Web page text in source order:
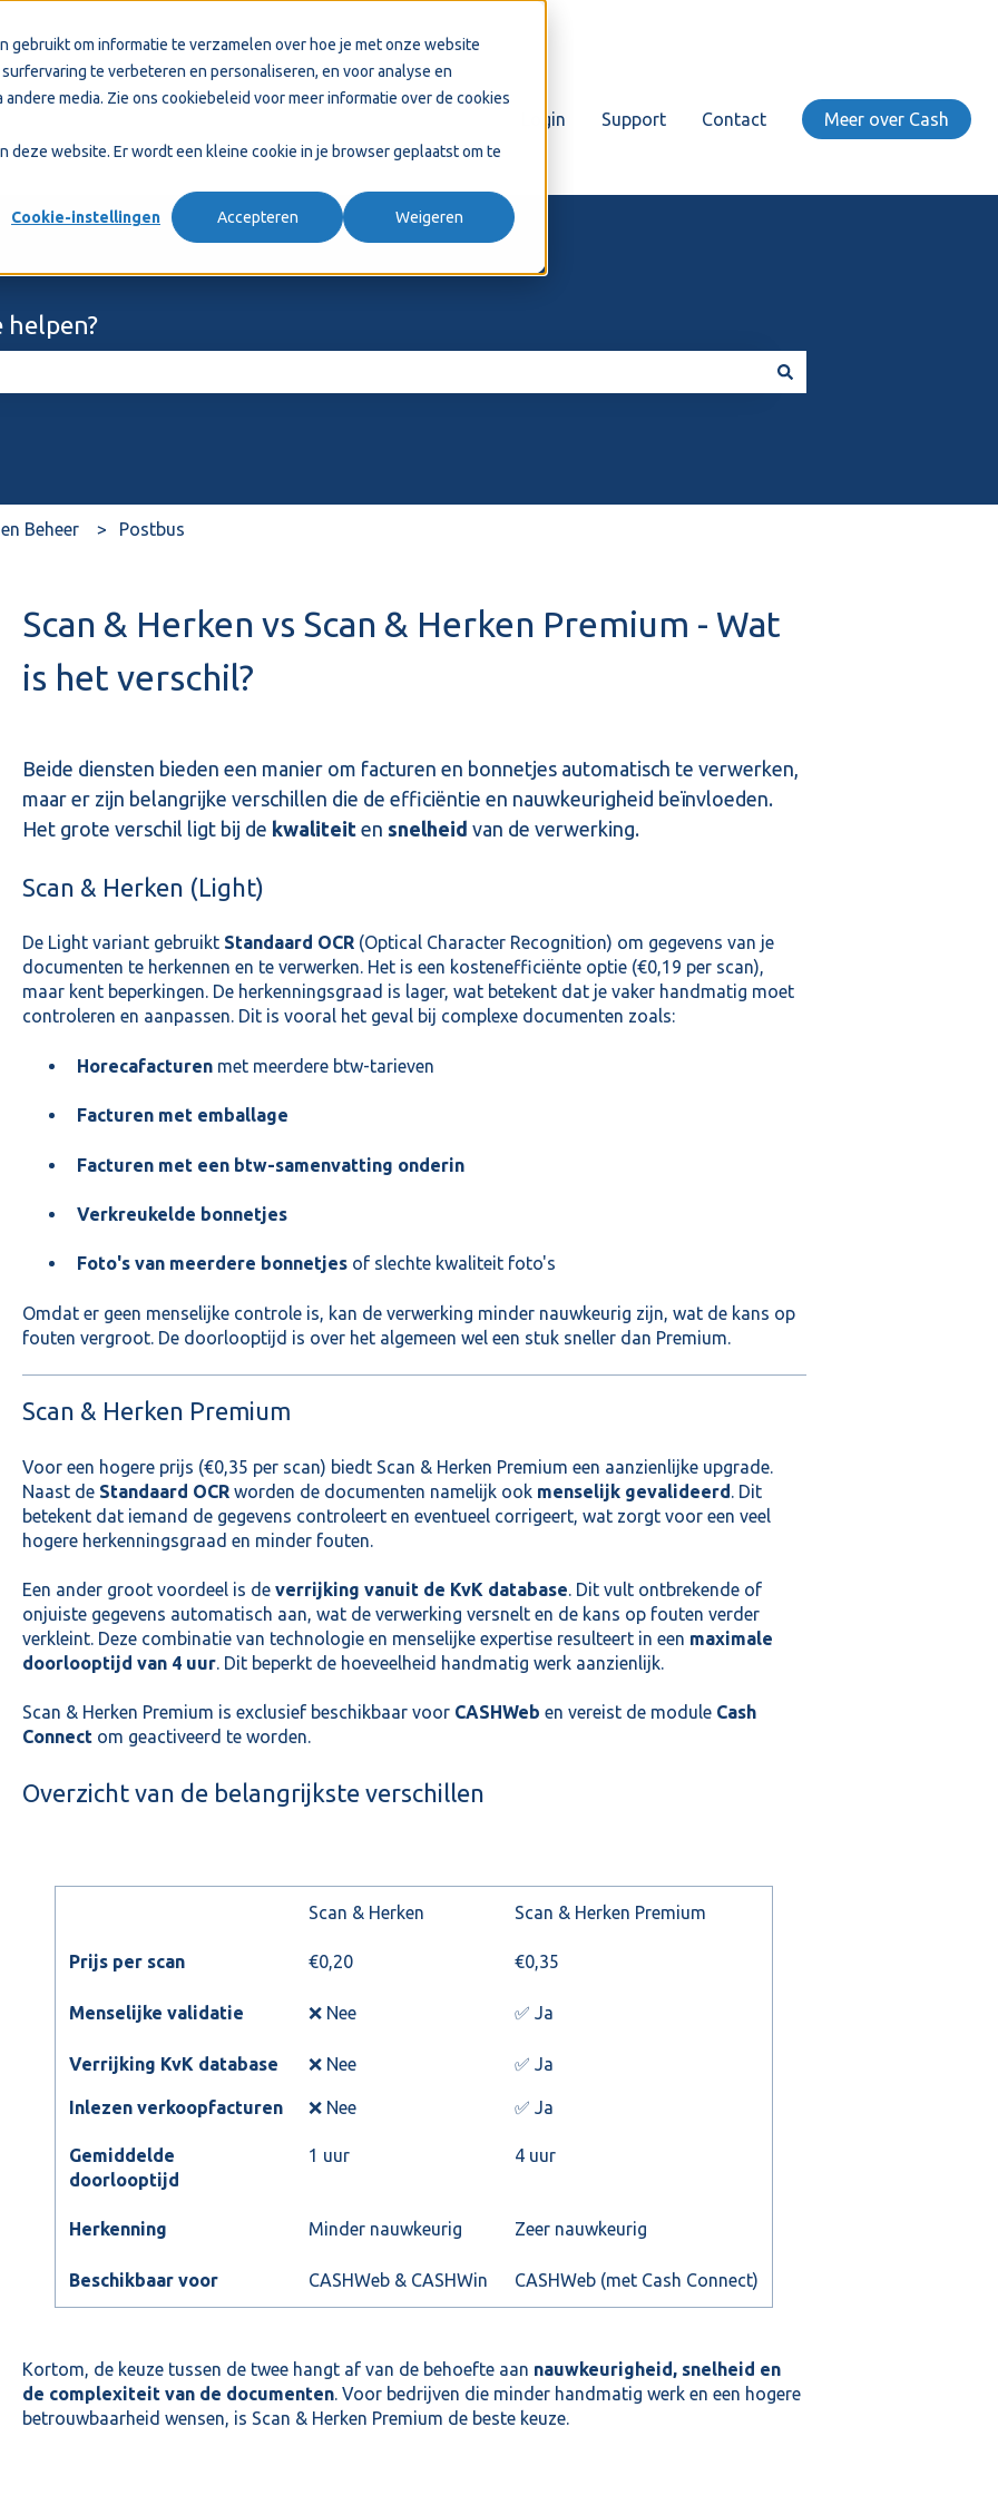
om informatie te verzamelen over hoe je met onze website
te verbeteren en personaliseren, en voor analyse en
media. Zie ons cookiebeleid voor meer informatie over de cookies
website. Er wordt een kleine cookie in je browser geplaatst om te
Cookie-instellingen Accepteren Weigeren
Login Support Contact Meer over Cash
helpen?
Beheer Postbus
Scan & Herken vs Scan & Herken Premium - Wat
is het verschil?
Beide diensten bieden een manier om facturen en bonnetjes automatisch te verwerken,
maar er zijn belangrijke verschillen die de efficiëntie en nauwkeurigheid beïnvloeden.
Het grote verschil ligt bij de kwaliteit en snelheid van de verwerking.
Scan & Herken (Light)
De Light variant gebruikt Standaard OCR(Optical Character Recognition) om gegevens van je
documenten te herkennen en te verwerken. Het is een kostenefficiënte optie (€0,19 per scan),
maar kent beperkingen. De herkenningsgraad is lager, wat betekent dat je vaker handmatig moet
controleren en aanpassen. Dit is vooral het geval bij complexe documenten zoals:
Horecafacturenmet meerdere btw-tarieven
Facturen met emballage
Facturen met een btw-samenvatting onderin
Verkreukelde bonnetjes
Foto's van meerdere bonnetjesof slechte kwaliteit foto's
Omdat er geen menselijke controle is, kan de verwerking minder nauwkeurig zijn, wat de kans op
fouten vergroot. De doorlooptijd is over het algemeen wel een stuk sneller dan Premium.
Scan & Herken Premium
Voor een hogere prijs (€0,35 per scan) biedt Scan & Herken Premium een aanzienlijke upgrade.
Naast de Standaard OCRworden de documenten namelijk ook menselijk gevalideerd . Dit
betekent dat iemand de gegevens controleert en eventueel corrigeert, wat zorgt voor een veel
hogere herkenningsgraad en minder fouten.
Een ander groot voordeel is de verrijking vanuit de KvK database. Dit vult ontbrekende of
onjuiste gegevens automatisch aan, wat de verwerking versnelt en de kans op fouten verder
verkleint. Deze combinatie van technologie en menselijke expertise resulteert in een maximale
doorlooptijd van 4 uur. Dit beperkt de hoeveelheid handmatig werk aanzienlijk.
Scan & Herken Premium is exclusief beschikbaar voor CASHWeb en vereist de module Cash
Connectom geactiveerd te worden.
Overzicht van de belangrijkste verschillen
Scan & Herken Scan & Herken Premium
Prijs per scan €0,20 €0,35
Menselijke validatie ❌ Nee ✅ Ja
Verrijking KvK database ❌ Nee ✅ Ja
Inlezen verkoopfacturen ❌ Nee ✅ Ja
Gemiddelde
doorlooptijd
1 uur 4 uur
Herkenning Minder nauwkeurig Zeer nauwkeurig
Beschikbaar voor CASHWeb & CASHWin CASHWeb (met Cash Connect)
Kortom, de keuze tussen de twee hangt af van de behoefte aan nauwkeurigheid, snelheid en
de complexiteit van de documenten. Voor bedrijven die minder handmatig werk en een hogere
betrouwbaarheid wensen, is Scan & Herken Premium de beste keuze.